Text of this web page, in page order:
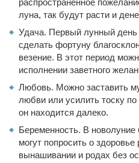
распространенное
луна, так будут расти и
Удача. Первый лунный
сделать фортуну
везение. В этот период
исполнении заветного
Любовь. Можно заставить
любви или усилить тоску
он находится далеко.
Беременность. В
могут попросить о
вынашивании и родах без